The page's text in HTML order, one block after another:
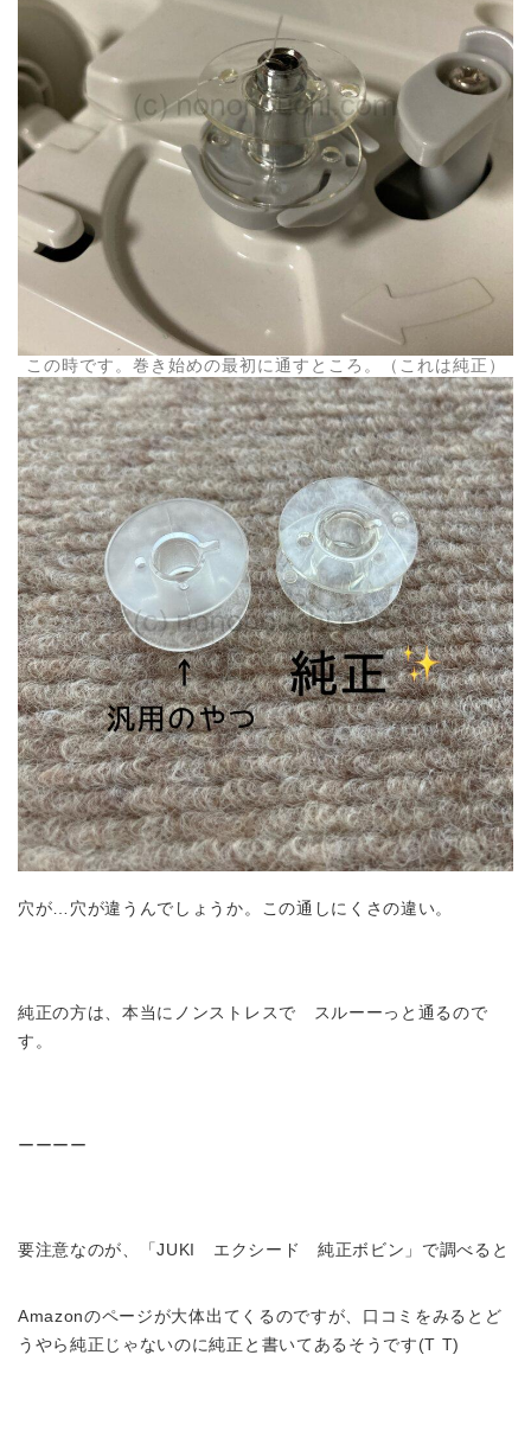
この時です。巻き始めの最初に通すところ。（これは純正）
穴が…穴が違うんでしょうか。この通しにくさの違い。
純正の方は、本当にノンストレスで スルーーっと通るので
す。
ーーーー
要注意なのが、「JUKI エクシード 純正ボビン」で調べると
Amazonのページが大体出てくるのですが、口コミをみるとど
うやら純正じゃないのに純正と書いてあるそうです(T T)